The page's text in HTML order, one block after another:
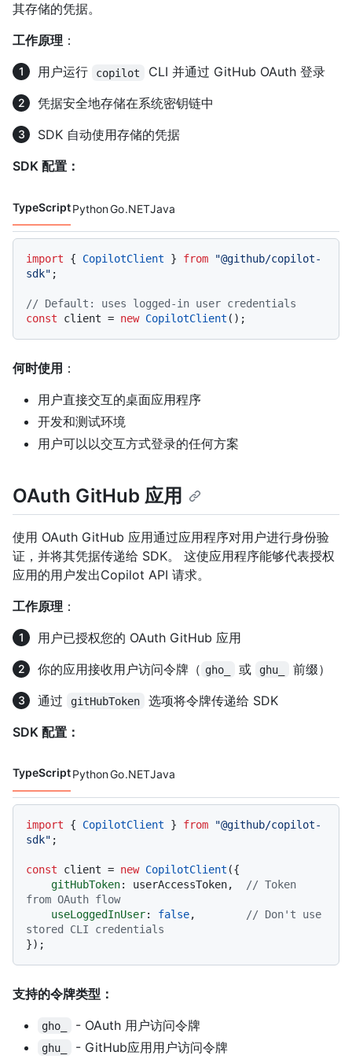
其存储的凭据。
工作原理 ：
用户运行
copilot
CLI 并通过 GitHub OAuth 登录
凭据安全地存储在系统密钥链中
SDK 自动使用存储的凭据
SDK 配置：
代码语言 navigation
TypeScriptPythonGo.NETJava
import { CopilotClient } from
"@github/copilot-
sdk" ;
// Default: uses logged-in user credentials
const client = new CopilotClient
何时使用 ：
用户直接交互的桌面应用程序
开发和测试环境
用户可以以交互方式登录的任何方案
OAuth GitHub 应用
使用 OAuth GitHub 应用通过应用程序对用户进行身份验
证，并将其凭据传递给 SDK。 这使应用程序能够代表授权
应用的用户发出Copilot API 请求。
工作原理 ：
用户已授权您的 OAuth GitHub 应用
你的应用接收用户访问令牌（ gho_ 或 ghu_
前缀）
通过
gitHubToken
选项将令牌传递给 SDK
SDK 配置：
代码语言 navigation
TypeScriptPythonGo.NETJava
import { CopilotClient } from
"@github/copilot-
sdk" ;
const client = new CopilotClient ({
gitHubToken: userAccessToken,
// Token
from OAuth flow
useLoggedInUser: false,
// Don't use
stored CLI credentials
支持的令牌类型：
gho_ - OAuth 用户访问令牌
ghu_ - GitHub应用用户访问令牌